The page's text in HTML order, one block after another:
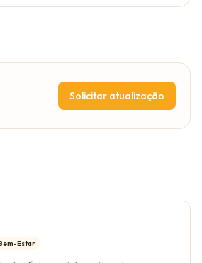
Solicitar atualização
Estar